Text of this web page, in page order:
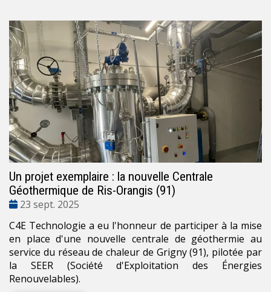
Un projet exemplaire : la nouvelle Centrale
Géothermique de Ris-Orangis (91)
Date
23 sept. 2025
C4E Technologie a eu l'honneur de participer à la mise
en place d'une nouvelle centrale de géothermie au
service du réseau de chaleur de Grigny (91), pilotée par
la SEER (Société d'Exploitation des Énergies
Renouvelables).